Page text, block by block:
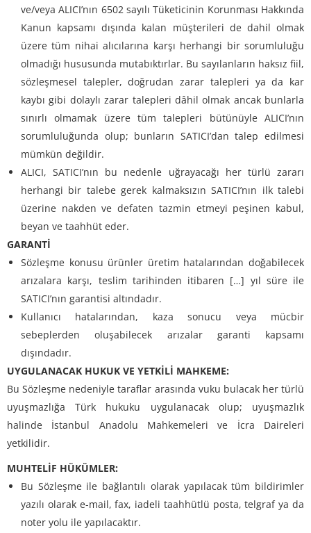
ve/veya ALICI’nın 6502 sayılı Tüketicinin Korunması Hakkında
Kanun kapsamı dışında kalan müşterileri de dahil olmak
üzere tüm nihai alıcılarına karşı herhangi bir sorumluluğu
olmadığı hususunda mutabıktırlar. Bu sayılanların haksız fiil,
sözleşmesel talepler, doğrudan zarar talepleri ya da kar
kaybı gibi dolaylı zarar talepleri dâhil olmak ancak bunlarla
sınırlı olmamak üzere tüm talepleri bütünüyle ALICI’nın
sorumluluğunda olup; bunların SATICI’dan talep edilmesi
mümkün değildir.
ALICI, SATICI’nın bu nedenle uğrayacağı her türlü zararı
herhangi bir talebe gerek kalmaksızın SATICI’nın ilk talebi
üzerine nakden ve defaten tazmin etmeyi peşinen kabul,
beyan ve taahhüt eder.
GARANTİ
Sözleşme konusu ürünler üretim hatalarından doğabilecek
arızalara karşı, teslim tarihinden itibaren […] yıl süre ile
SATICI’nın garantisi altındadır.
Kullanıcı hatalarından, kaza sonucu veya mücbir
sebeplerden oluşabilecek arızalar garanti kapsamı
dışındadır.
UYGULANACAK HUKUK VE YETKİLİ MAHKEME:
Bu Sözleşme nedeniyle taraflar arasında vuku bulacak her türlü
uyuşmazlığa Türk hukuku uygulanacak olup; uyuşmazlık
halinde İstanbul Anadolu Mahkemeleri ve İcra Daireleri
yetkilidir.
MUHTELİF HÜKÜMLER:
Bu Sözleşme ile bağlantılı olarak yapılacak tüm bildirimler
yazılı olarak e-mail, fax, iadeli taahhütlü posta, telgraf ya da
noter yolu ile yapılacaktır.